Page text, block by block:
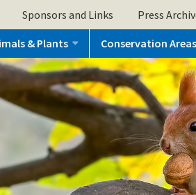
Sponsors and Links Press
& Plants Conservation Areas